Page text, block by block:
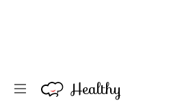
Healthy
Healthy